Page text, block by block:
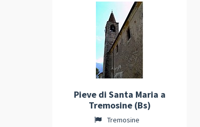
Pieve di Santa Maria a
Tremosine (Bs)
Tremosine